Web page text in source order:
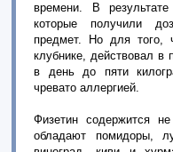
времени. В
которые получили
предмет. Но для того,
клубнике, действовал в
в день до пяти
чревато аллергией.
Физетин содержится
обладают помидоры,